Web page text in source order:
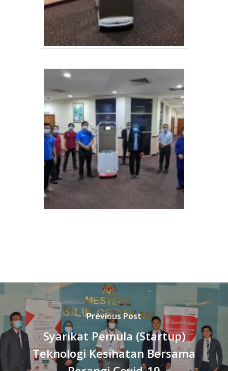
Previous Post
Syarikat Pemula (Startup)
Teknologi Kesihatan Bersama